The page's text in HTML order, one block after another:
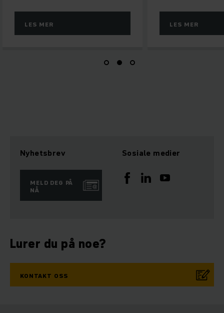
LES MER LES MER
Nyhetsbrev
MELD DEG PÅ
NÅ
Sosiale medier
Lurer du på noe?
KONTAKT OSS